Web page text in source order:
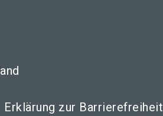
Erklärung zur Barrierefreiheit